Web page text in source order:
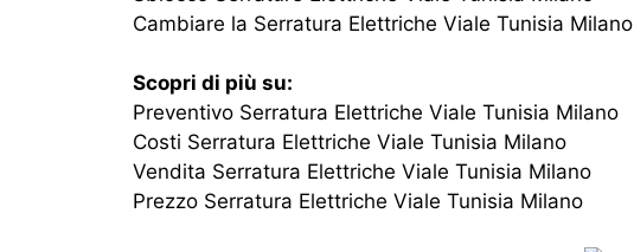
Cambiare la Serratura Elettriche Viale Tunisia Milano
Scopri di più su:
Preventivo Serratura Elettriche Viale Tunisia Milano
Costi Serratura Elettriche Viale Tunisia Milano
Vendita Serratura Elettriche Viale Tunisia Milano
Prezzo Serratura Elettriche Viale Tunisia Milano